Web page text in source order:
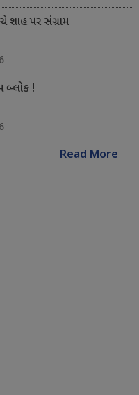
પર સંગ્રામ
બ્લોક !
Read More